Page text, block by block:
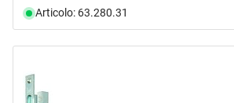
Articolo: 63.280.31